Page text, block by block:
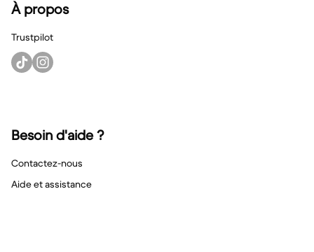
À propos
Trustpilot
Besoin d'aide ?
Contactez-nous
Aide et assistance